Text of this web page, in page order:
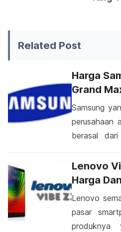
Related Post
Harga
Grand
Kamera
Samsung
perusahaan
berasal
terus
dunia
produktif ini
Lenovo
Harga
Memikat
Lenovo
pasar
produknya